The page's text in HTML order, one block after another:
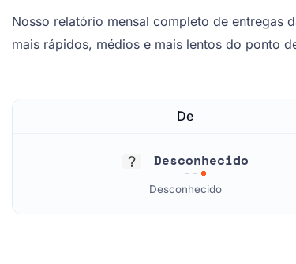
Nosso relatório mensal completo de entregas
mais rápidos, médios e mais lentos do ponto
De
Desconhecido
Desconhecido